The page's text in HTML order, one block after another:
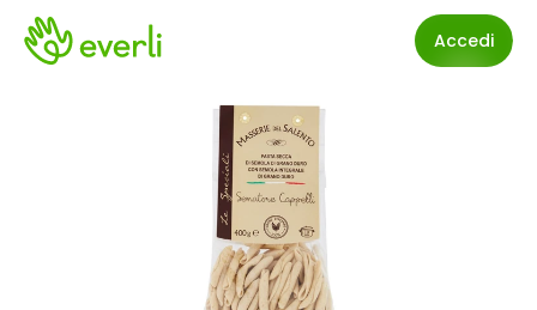
Accedi